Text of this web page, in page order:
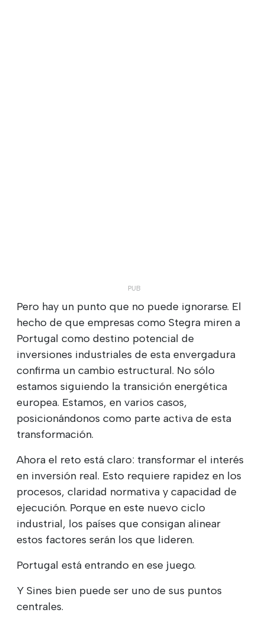
Pero hay un punto que no puede ignorarse. El
hecho de que empresas como Stegra miren a
Portugal como destino potencial de
inversiones industriales de esta envergadura
confirma un cambio estructural. No sólo
estamos siguiendo la transición energética
europea. Estamos, en varios casos,
posicionándonos como parte activa de esta
transformación.
Ahora el reto está claro: transformar el interés
en inversión real. Esto requiere rapidez en los
procesos, claridad normativa y capacidad de
ejecución. Porque en este nuevo ciclo
industrial, los países que consigan alinear
estos factores serán los que lideren.
Portugal está entrando en ese juego.
Y Sines bien puede ser uno de sus puntos
centrales.